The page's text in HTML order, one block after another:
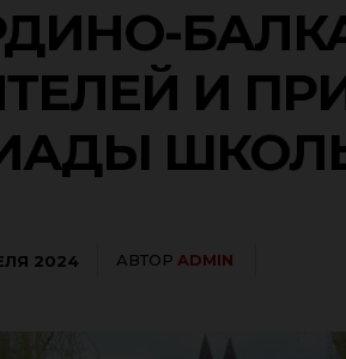
И
2024 АВТОР ADMIN